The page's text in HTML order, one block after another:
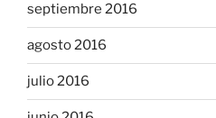
septiembre 2016
agosto 2016
julio 2016